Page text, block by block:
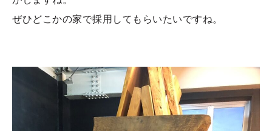
ぜひどこかの家で採用してもらいたいですね。